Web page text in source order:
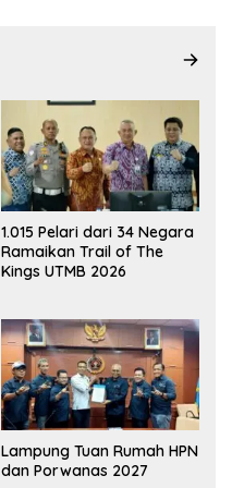
1.015 Pelari dari 34 Negara
Ramaikan Trail of The
Kings UTMB 2026
Lampung Tuan Rumah HPN
dan Porwanas 2027